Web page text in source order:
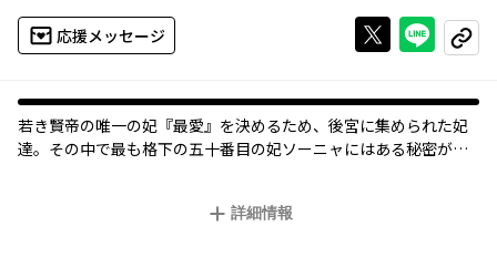
応援メッセージ Xで投稿する
ライン
コピー
若き賢帝の唯一の妃『最愛』を決めるため、後宮に集められた妃
達。その中で最も格下の五十番目の妃ソーニャにはある秘密があ
詳細情報